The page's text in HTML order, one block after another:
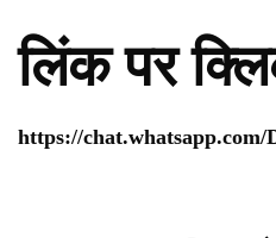
लिंक पर
https://